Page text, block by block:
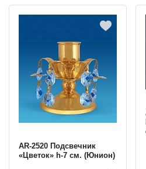
AR-2520 Подсвечник
«Цветок» h-7 см. (Юнион)